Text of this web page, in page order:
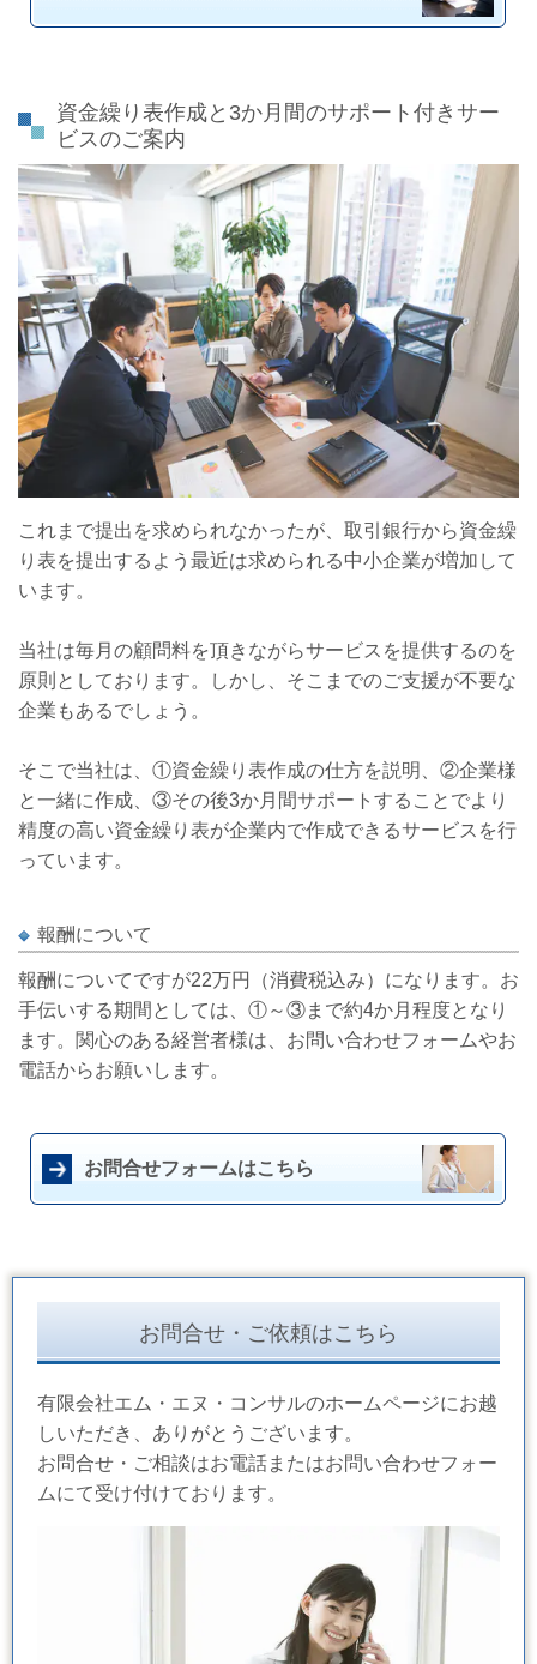
資金繰り表作成と3か月間のサポート付きサー
ビスのご案内
これまで提出を求められなかったが、取引銀行から資金繰
り表を提出するよう最近は求められる中小企業が増加して
います。
当社は毎月の顧問料を頂きながらサービスを提供するのを
原則としております。しかし、そこまでのご支援が不要な
企業もあるでしょう。
そこで当社は、①資金繰り表作成の仕方を説明、②企業様
と一緒に作成、③その後3か月間サポートすることでより
精度の高い資金繰り表が企業内で作成できるサービスを行
っています。
報酬について
報酬についてですが22万円（消費税込み）になります。お
手伝いする期間としては、①～③まで約4か月程度となり
ます。関心のある経営者様は、お問い合わせフォームやお
電話からお願いします。
お問合せフォームはこちら
お問合せ・ご依頼はこちら
有限会社エム・エヌ・コンサルのホームページにお越
しいただき、ありがとうございます。
お問合せ・ご相談はお電話またはお問い合わせフォー
ムにて受け付けております。